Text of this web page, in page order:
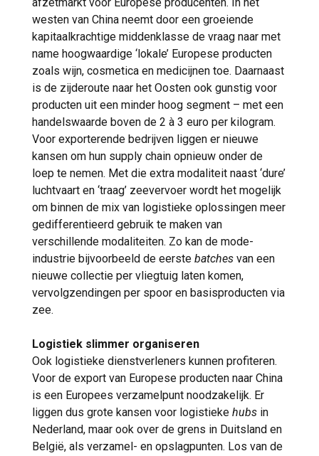
westen van China neemt door een groeiende
kapitaalkrachtige middenklasse de vraag naar met
name hoogwaardige ‘lokale’ Europese producten
zoals wijn, cosmetica en medicijnen toe. Daarnaast
is de zijderoute naar het Oosten ook gunstig voor
producten uit een minder hoog segment – met een
handelswaarde boven de 2 à 3 euro per kilogram.
Voor exporterende bedrijven liggen er nieuwe
kansen om hun supply chain opnieuw onder de
loep te nemen. Met die extra modaliteit naast ‘dure’
luchtvaart en ‘traag’ zeevervoer wordt het mogelijk
om binnen de mix van logistieke oplossingen meer
gedifferentieerd gebruik te maken van
verschillende modaliteiten. Zo kan de mode-
industrie bijvoorbeeld de eerste batches van een
nieuwe collectie per vliegtuig laten komen,
vervolgzendingen per spoor en basisproducten via
zee.
Logistiek slimmer organiseren
Ook logistieke dienstverleners kunnen profiteren.
Voor de export van Europese producten naar China
is een Europees verzamelpunt noodzakelijk. Er
liggen dus grote kansen voor logistieke hubs in
Nederland, maar ook over de grens in Duitsland en
België, als verzamel- en opslagpunten. Los van de